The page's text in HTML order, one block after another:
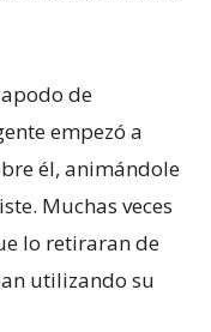
de
empezó a
él, animándole
Muchas veces
lo retiraran de
utilizando su